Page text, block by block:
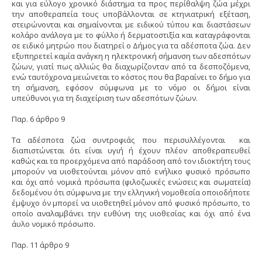
και για εύλογο χρονικό διάστημα τα προς περίθαλψη ζώα μέχρι
την αποθεραπεία τους υποβάλλονται σε κτηνιατρική εξέταση,
στειρώνονται και σημαίνονται με ειδικού τύπου και διαστάσεων
κολάρο ανάλογα με το φύλλο ή δερματοστιξία και καταγράφονται
σε ειδικό μητρώο που διατηρεί ο Δήμος για τα αδέσποτα ζώα. Δεν
εξυπηρετεί καμία ανάγκη η ηλεκτρονική σήμανση των αδεσπότων
ζώων, γιατί πως αλλιώς θα διαχωρίζονταν από τα δεσποζόμενα,
ενώ ταυτόχρονα μειώνεται το κόστος που θα βαραίνει το δήμο για
τη σήμανση, εφόσον σύμφωνα με το νόμο οι δήμοι είναι
υπεύθυνοι για τη διαχείριση των αδεσπότων ζώων.
Παρ. 6 άρθρο 9
Τα αδέσποτα ζώα συντροφιάς που περισυλλέγονται και
διαπιστώνεται ότι είναι υγιή ή έχουν πλέον αποθεραπευθεί
καθώς και τα προερχόμενα από παράδοση από τον ιδιοκτήτη τους
μπορούν να υιοθετούνται μόνον από ενήλικο φυσικό πρόσωπο
και όχι από νομικά πρόσωπα (φιλοζωικές ενώσεις και σωματεία)
δεδομένου ότι σύμφωνα με την ελληνική νομοθεσία οποιοδήποτε
έμψυχο όν μπορεί να υιοθετηθεί μόνον από φυσικό πρόσωπο, το
οποίο αναλαμβάνει την ευθύνη της υιοθεσίας και όχι από ένα
άυλο νομικό πρόσωπο.
Παρ. 11 άρθρο 9